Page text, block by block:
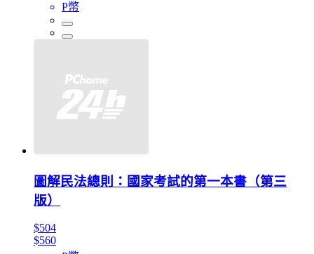
P幣
圖解民法總則：國家考試的第一本書（第三
版）
$504
$560